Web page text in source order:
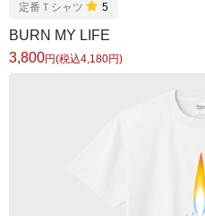
定番Ｔシャツ 5
BURN MY LIFE
3,800円(税込4,180円)